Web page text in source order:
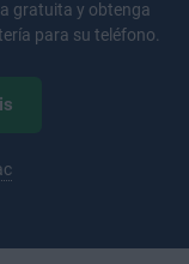
gratuita y obtenga
para su teléfono.